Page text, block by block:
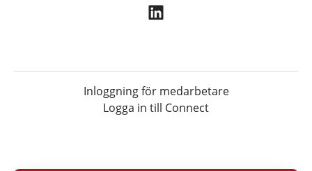
Inloggning för medarbetare
Logga in till Connect